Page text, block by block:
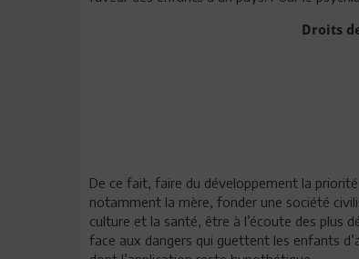
Droits
De ce fait, faire du développement la
notamment la mère, fonder une société
culture et la santé, être à l’écoute des plus
face aux dangers qui guettent les enfants